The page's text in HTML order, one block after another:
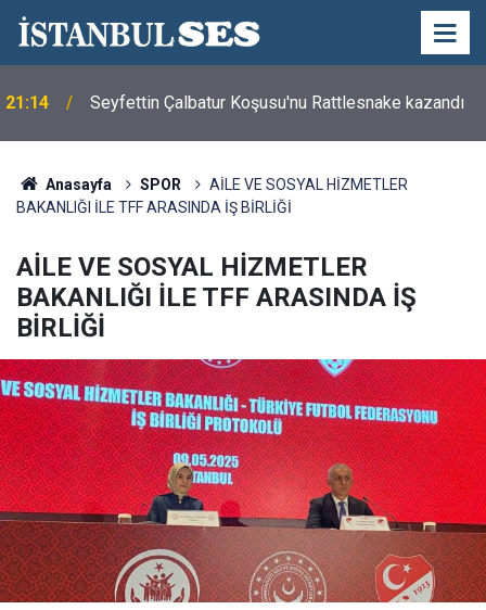
21:14 Seyfettin Çalbatur Koşusu'nu Rattlesnake kazandı
Anasayfa SPOR
AİLE VE SOSYAL HİZMETLER
BAKANLIĞI İLE TFF ARASINDA İŞ BİRLİĞİ
AİLE VE SOSYAL HİZMETLER
BAKANLIĞI İLE TFF ARASINDA İŞ
BİRLİĞİ